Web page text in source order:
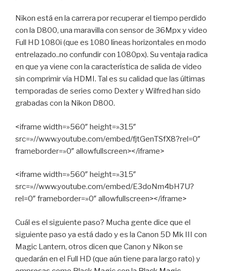
Nikon está en la carrera por recuperar el tiempo perdido
con la D800, una maravilla con sensor de 36Mpx y video
Full HD 1080i (que es 1080 líneas horizontales en modo
entrelazado..no confundir con 1080px). Su ventaja radica
en que ya viene con la característica de salida de video
sin comprimir vía HDMI. Tal es su calidad que las últimas
temporadas de series como Dexter y Wilfred han sido
grabadas con la Nikon D800.
<iframe width=»560″ height=»315″
src=»//www.youtube.com/embed/fjtGenTSfX8?rel=0″
frameborder=»0″ allowfullscreen></iframe>
<iframe width=»560″ height=»315″
src=»//www.youtube.com/embed/E3doNm4bH7U?
rel=0″ frameborder=»0″ allowfullscreen></iframe>
Cuál es el siguiente paso? Mucha gente dice que el
siguiente paso ya está dado y es la Canon 5D Mk III con
Magic Lantern, otros dicen que Canon y Nikon se
quedarán en el Full HD (que aún tiene para largo rato) y